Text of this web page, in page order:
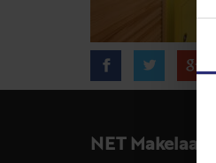
NET Makelaars